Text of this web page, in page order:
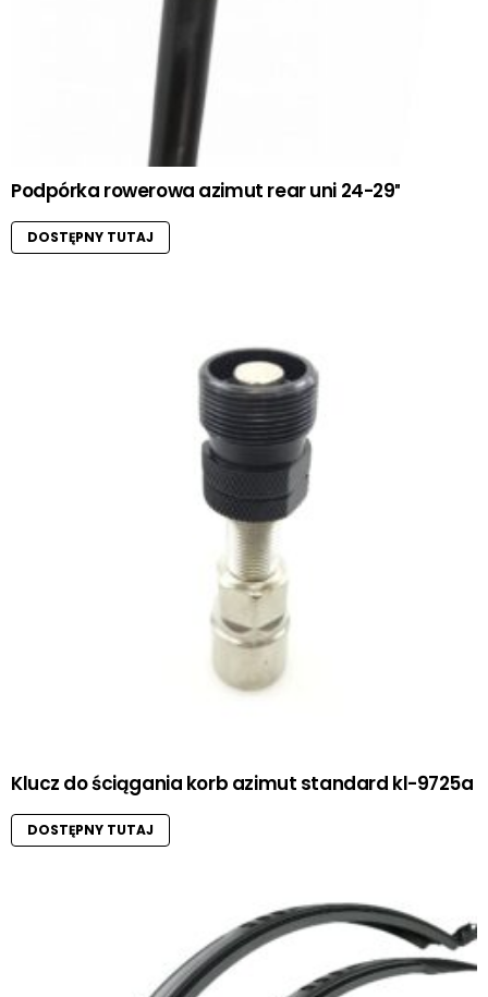
Podpórka rowerowa azimut rear uni 24-29″
DOSTĘPNY TUTAJ
Klucz do ściągania korb azimut standard kl-9725a
DOSTĘPNY TUTAJ